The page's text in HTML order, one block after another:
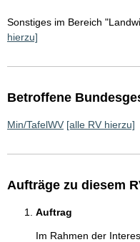
Sonstiges im Bereich
hierzu]
Betroffene
Min/TafelWV [alle RV hierzu]
Aufträge zu diesem
Auftrag
Im Rahmen der